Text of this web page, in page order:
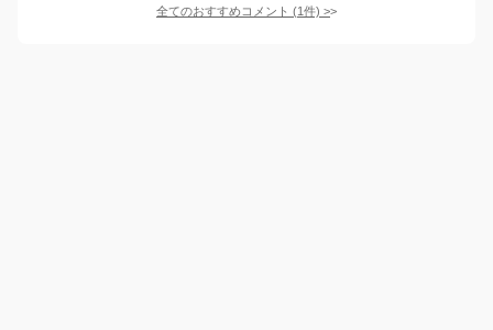
全てのおすすめコメント (1件) >